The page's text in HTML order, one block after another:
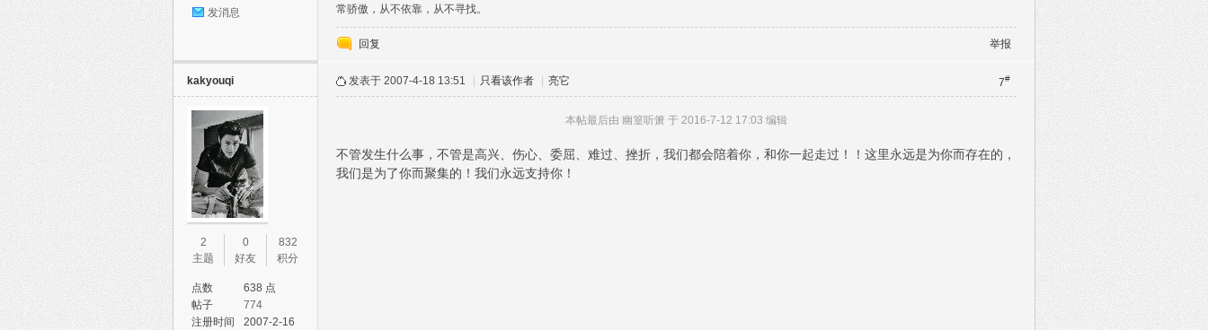
发消息
常骄傲，从不依靠，从不寻找。
回复 举报
kakyouqi
2
主题
0
好友
832
积分
点数
638 点
帖子
774
注册时间
2007-2-16
7#
发表于 2007-4-18 13:51 只看该作者 亮它
本帖最后由 幽篁听箫 于 2016-7-12 17:03 编辑
不管发生什么事，不管是高兴、伤心、委屈、难过、挫折，我们都会陪着你，和你一起走过！！这里永远是为你而存在的，
我们是为了你而聚集的！我们永远支持你！